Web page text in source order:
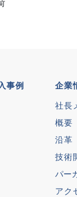
事例 企業
社長
概要
沿革
技術
パー
アク